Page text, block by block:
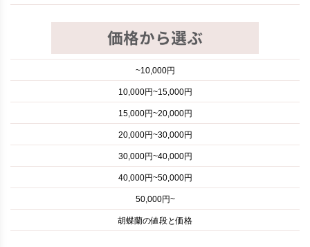
~10,000円
10,000円~15,000円
15,000円~20,000円
20,000円~30,000円
30,000円~40,000円
40,000円~50,000円
50,000円~
胡蝶蘭の値段と価格